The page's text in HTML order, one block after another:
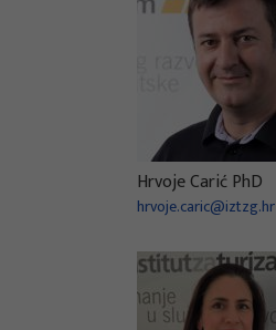
Hrvoje Carić PhD
hrvoje.caric@iztzg.hr